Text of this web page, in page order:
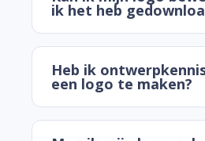
ik het heb
Heb ik
een logo te maken?